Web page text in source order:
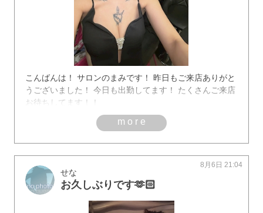
こんばんは！ サロンのまみです！ 昨日もご来店ありがと
うございました！ 今日も出勤してます！ たくさんご来店
お待ちしてます！！
more
せな
お久しぶりです🫶🏻
8月6日 21:04